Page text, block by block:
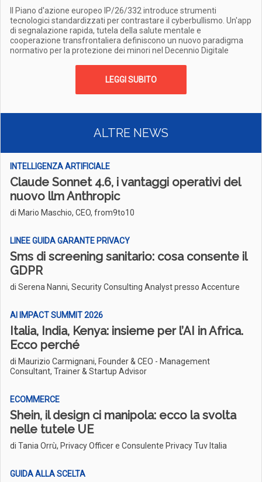
Il Piano d'azione europeo IP/26/332 introduce strumenti
tecnologici standardizzati per contrastare il cyberbullismo. Un'app
di segnalazione rapida, tutela della salute mentale e
cooperazione transfrontaliera definiscono un nuovo paradigma
normativo per la protezione dei minori nel Decennio Digitale
LEGGI SUBITO
ALTRE NEWS
INTELLIGENZA ARTIFICIALE
Claude Sonnet 4.6, i vantaggi operativi del
nuovo llm Anthropic
di Mario Maschio, CEO, from9to10
LINEE GUIDA GARANTE PRIVACY
Sms di screening sanitario: cosa consente il
GDPR
di Serena Nanni, Security Consulting Analyst presso Accenture
AI IMPACT SUMMIT 2026
Italia, India, Kenya: insieme per l’AI in Africa.
Ecco perché
di Maurizio Carmignani, Founder & CEO - Management
Consultant, Trainer & Startup Advisor
ECOMMERCE
Shein, il design ci manipola: ecco la svolta
nelle tutele UE
di Tania Orrù, Privacy Officer e Consulente Privacy Tuv Italia
GUIDA ALLA SCELTA